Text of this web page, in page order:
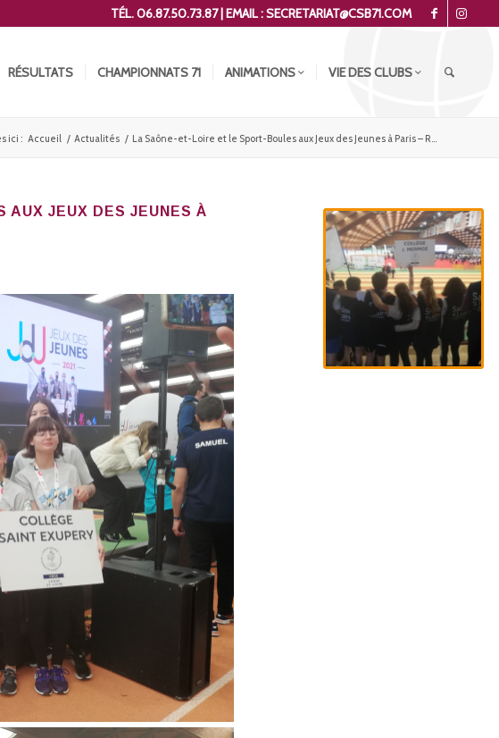
TÉL. 06.87.50.73.87 | EMAIL : SECRETARIAT@CSB71.COM
RÉSULTATS CHAMPIONNATS 71 ANIMATIONS VIE DES CLUBS
ici : Accueil / Actualités / La Saône-et-Loire et le Sport-Boules aux Jeux des Jeunes à Paris – R...
AUX JEUX DES JEUNES À